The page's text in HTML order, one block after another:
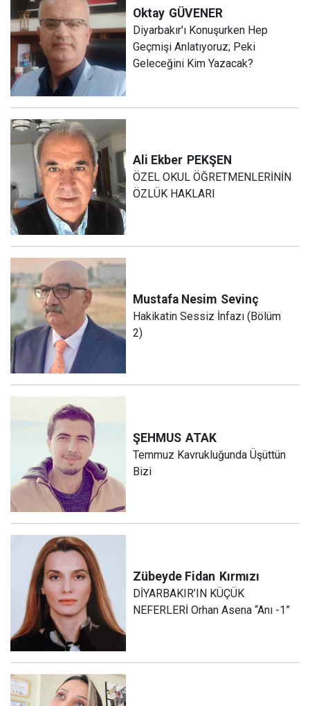
Oktay GÜVENER
Diyarbakır'ı Konuşurken Hep
Geçmişi Anlatıyoruz; Peki
Geleceğini Kim Yazacak?
Ali Ekber PEKŞEN
ÖZEL OKUL ÖĞRETMENLERİNİN
ÖZLÜK HAKLARI
Mustafa Nesim Sevinç
Hakikatin Sessiz İnfazı (Bölüm
2)
ŞEHMUS ATAK
Temmuz Kavrukluğunda Üşüttün
Bizi
Zübeyde Fidan Kırmızı
DİYARBAKIR’IN KÜÇÜK
NEFERLERİ Orhan Asena “Anı -1”